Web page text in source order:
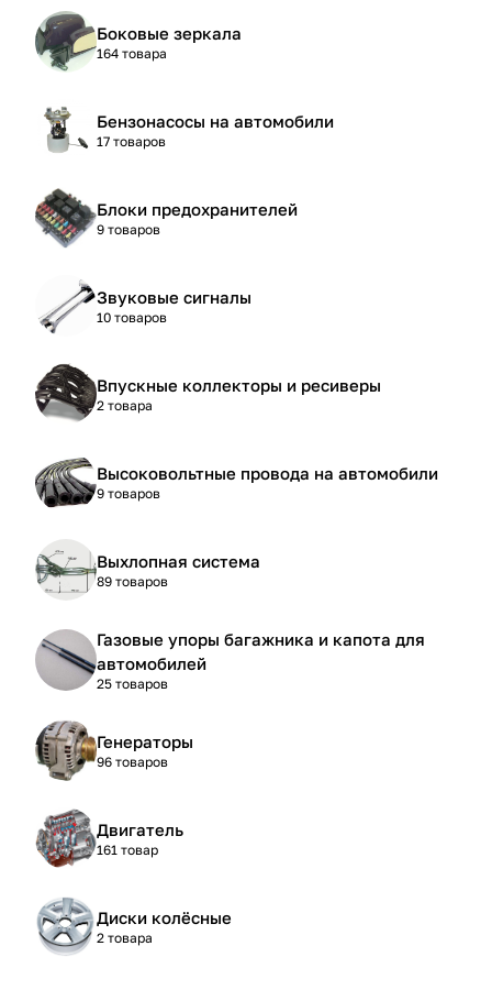
Боковые зеркала
164 товара
Бензонасосы на автомобили
17 товаров
Блоки предохранителей
9 товаров
Звуковые сигналы
10 товаров
Впускные коллекторы и ресиверы
2 товара
Высоковольтные провода на автомобили
9 товаров
Выхлопная система
89 товаров
Газовые упоры багажника и капота для
автомобилей
25 товаров
Генераторы
96 товаров
Двигатель
161 товар
Диски колёсные
2 товара